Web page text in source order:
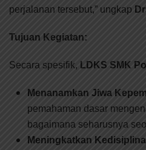
perjalanan tersebut,” ungkap
Tujuan Kegiatan:
Secara spesifik, LDKS SMK
Menanamkan Jiwa
pemahaman dasar
bagaimana seharusnya
Meningkatkan